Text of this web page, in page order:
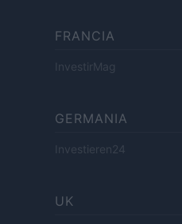
FRANCIA
InvestirMag
GERMANIA
Investieren24
UK